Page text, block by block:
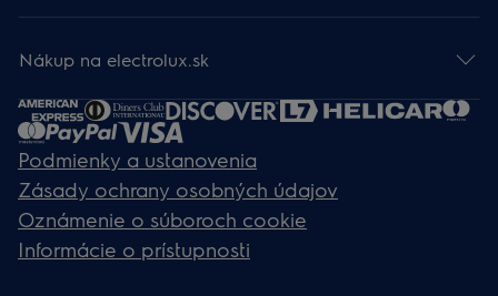
Nákup na electrolux.sk
Podmienky a ustanovenia
Zásady ochrany osobných údajov
Oznámenie o súboroch cookie
Informácie o prístupnosti